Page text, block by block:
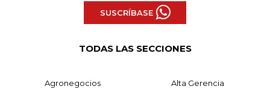
SUSCRÍBASE
TODAS LAS SECCIONES
Agronegocios Alta Gerencia